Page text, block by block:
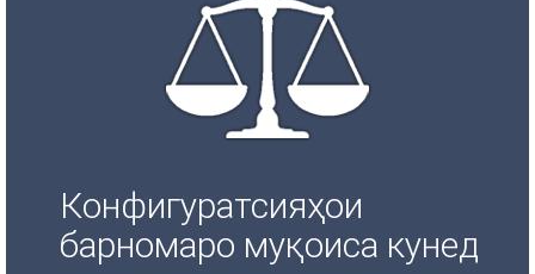
Конфигуратсияҳои
барномаро муқоиса кунед